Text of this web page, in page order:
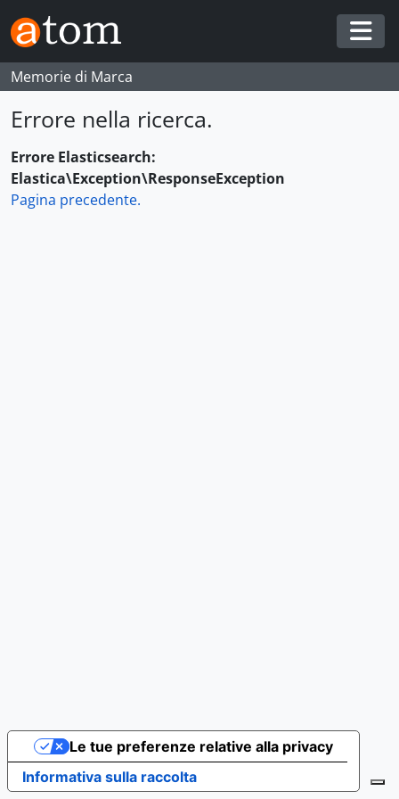
Skip to main content
Memorie di Marca
Errore nella ricerca.
Errore Elasticsearch:
Elastica\Exception\ResponseException
Pagina precedente.
Informativa sulla raccolta
Le tue preferenze relative alla privacy